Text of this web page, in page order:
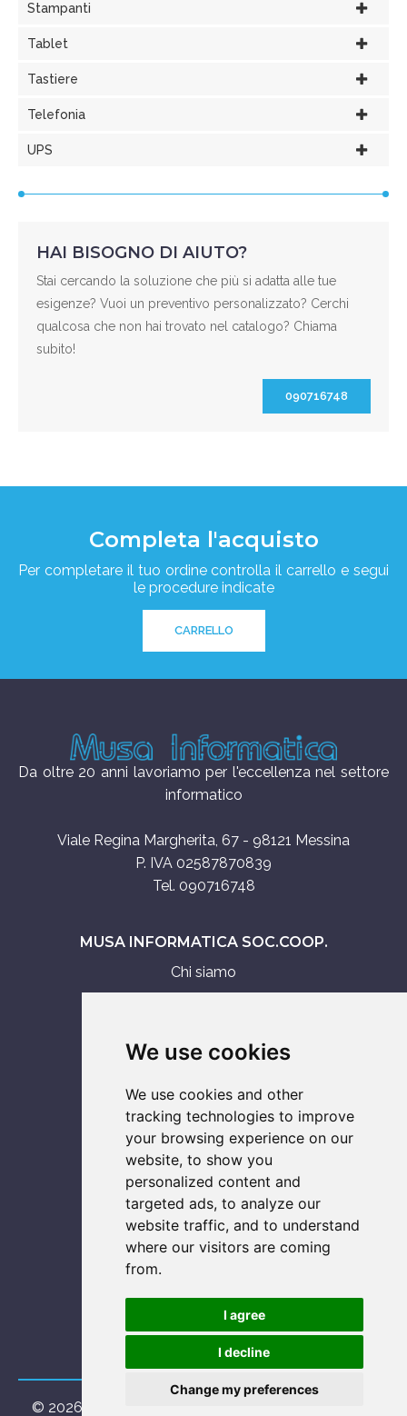
We use cookies
We use cookies and other
tracking technologies to improve
your browsing experience on our
website, to show you
personalized content and
targeted ads, to analyze our
website traffic, and to understand
where our visitors are coming
from.
I agree
I decline
Change my preferences
Stampanti
Tablet
Tastiere
Telefonia
UPS
HAI BISOGNO DI AIUTO?
Stai cercando la soluzione che più si adatta alle tue
esigenze? Vuoi un preventivo personalizzato? Cerchi
qualcosa che non hai trovato nel catalogo? Chiama
subito!
090716748
Completa l'acquisto
Per completare il tuo ordine controlla il carrello e segui
le procedure indicate
CARRELLO
Da oltre 20 anni lavoriamo per l'eccellenza nel settore
informatico
Viale Regina Margherita, 67 - 98121 Messina
P. IVA 02587870839
Tel. 090716748
MUSA INFORMATICA SOC.COOP.
Chi siamo
Vendita
ASSISTENZA SU
Console
Notebook
Smartphone
Computer
SOCIAL NETWORK
© 2026